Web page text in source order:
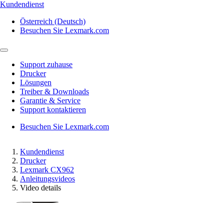
Kundendienst
Österreich (Deutsch)
Besuchen Sie Lexmark.com
Support zuhause
Drucker
Lösungen
Treiber & Downloads
Garantie & Service
Support kontaktieren
Besuchen Sie Lexmark.com
Kundendienst
Drucker
Lexmark CX962
Anleitungsvideos
Video details